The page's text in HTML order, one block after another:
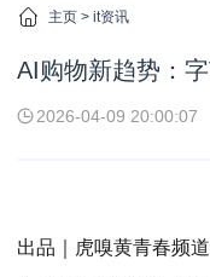
主页 > it资讯
AI购物新趋势：
2026-04-09 20:00:07
出品｜虎嗅黄青春频道